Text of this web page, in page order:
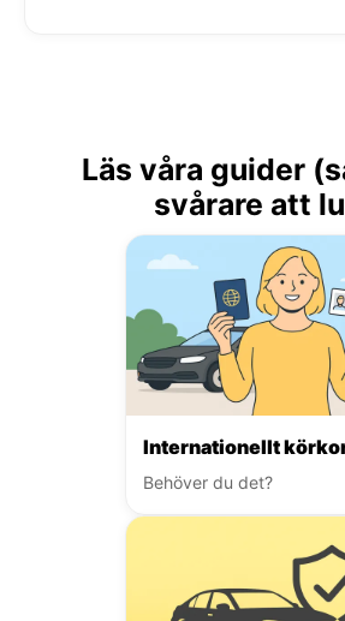
Läs våra guider
svårare att
Internationellt
Behöver du det?